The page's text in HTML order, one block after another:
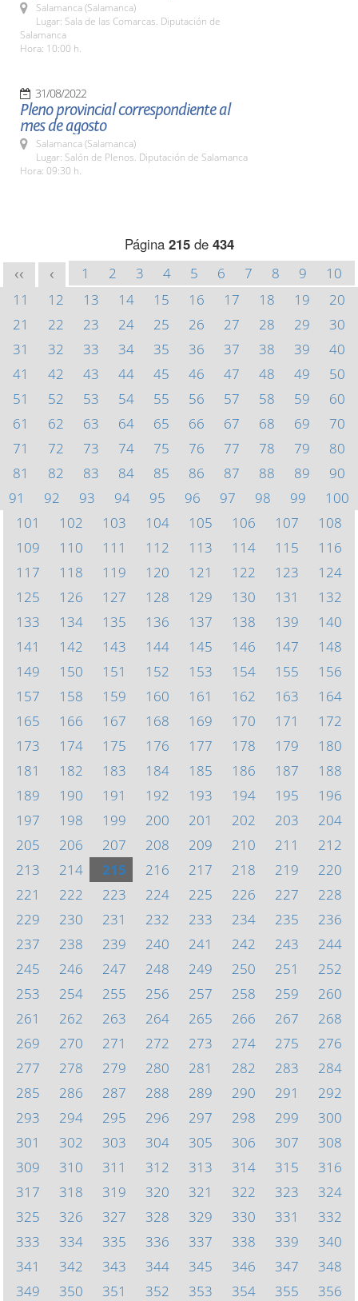
Salamanca (Salamanca)
Lugar: Sala de las Comarcas. Diputación de
Salamanca
Hora: 10:00 h.
31/08/2022
Pleno provincial correspondiente al
mes de agosto
Salamanca (Salamanca)
Lugar: Salón de Plenos. Diputación de Salamanca
Hora: 09:30 h.
Página 215de 434
<< < 1 2 3 4 5 6 7 8 9
10
11
12 13 14 15 16 17 18 19
20
21
22 23 24 25 26 27 28 29
30
31
32 33 34 35 36 37 38 39
40
41
42 43 44 45 46 47 48 49
50
51
52 53 54 55 56 57 58 59
60
61
62 63 64 65 66 67 68 69
70
71
72 73 74 75 76 77 78 79
80
81
82 83 84 85 86 87 88 89
90
91
92 93 94 95 96 97 98 99
100
101
102 103 104 105 106 107
108
109
110 111 112 113 114 115
116
117
118 119 120 121 122 123
124
125
126 127 128 129 130 131
132
133
134 135 136 137 138 139
140
141
142 143 144 145 146 147
148
149
150 151 152 153 154 155
156
157
158 159 160 161 162 163
164
165
166 167 168 169 170 171
172
173
174 175 176 177 178 179
180
181
182 183 184 185 186 187
188
189
190 191 192 193 194 195
196
197
198 199 200 201 202 203
204
205
206 207 208 209 210 211
212
213
214 215 216 217 218 219
220
221
222 223 224 225 226 227
228
229
230 231 232 233 234 235
236
237
238 239 240 241 242 243
244
245
246 247 248 249 250 251
252
253
254 255 256 257 258 259
260
261
262 263 264 265 266 267
268
269
270 271 272 273 274 275
276
277
278 279 280 281 282 283
284
285
286 287 288 289 290 291
292
293
294 295 296 297 298 299
300
301
302 303 304 305 306 307
308
309
310 311 312 313 314 315
316
317
318 319 320 321 322 323
324
325
326 327 328 329 330 331
332
333
334 335 336 337 338 339
340
341
342 343 344 345 346 347
348
349
350 351 352 353 354 355 356